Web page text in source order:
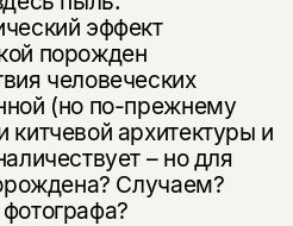
эффект
порожден
человеческих
(но по-прежнему
архитектуры и
– но для
Случаем?